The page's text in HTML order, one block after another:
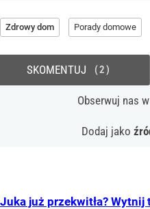
Zdrowy dom Porady domowe
Obserwuj nas w
Dodaj jako
SKOMENTUJ 2
Juka już przekwitła?